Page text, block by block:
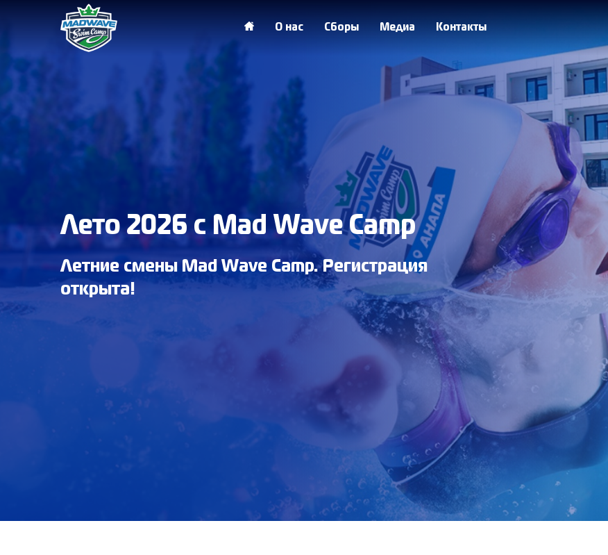
О нас Сборы Медиа Контакты
Лето 2026 с Mad Wave Camp
Летние смены Mad Wave Camp. Регистрация
открыта!